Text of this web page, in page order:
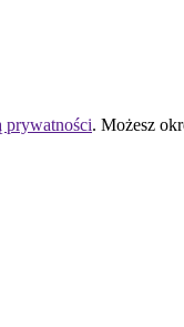
prywatności. Możesz